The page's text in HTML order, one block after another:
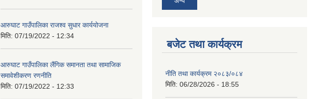
आरुघाट गाउँपालिका राजश्व सुधार कार्ययोजना
मिति: 07/19/2022 - 12:34
आरुघाट गाउँपालिका लैंगिक समानता तथा सामाजिक
समावेशीकरण रणनीति
मिति: 07/19/2022 - 12:33
बजेट तथा कार्यक्रम
नीति तथा कार्यक्रम २०८३/०८४
मिति: 06/28/2026 - 18:55